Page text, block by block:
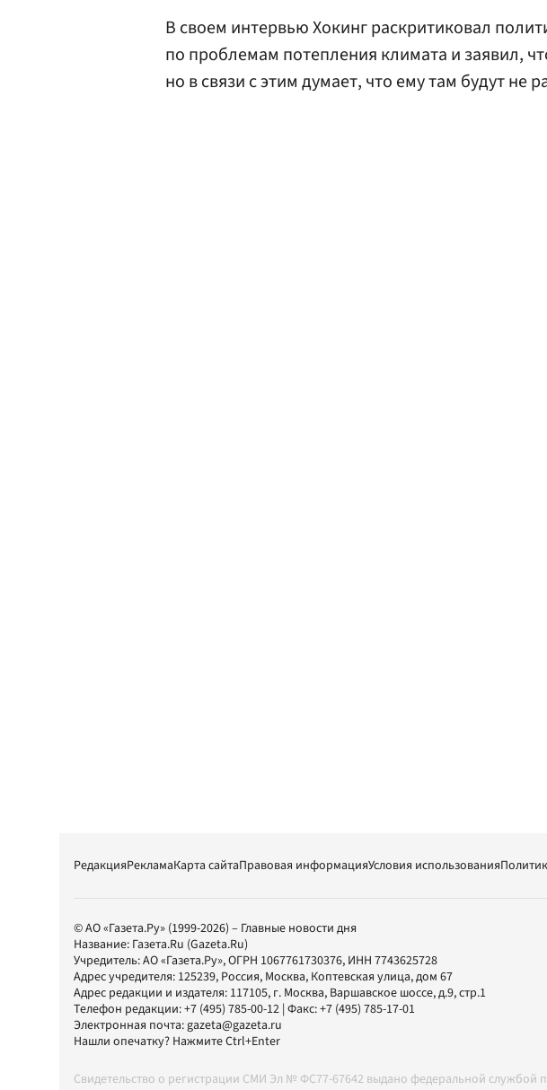
В своем интервью Хокинг раскритиковал
по проблемам потепления климата и заявил,
но в связи с этим думает, что ему там будут не
РедакцияРекламаКарта сайтаПравовая информацияУсловия использования
© АО «Газета.Ру» (1999-2026) – Главные новости дня
Название: Газета.Ru (Gazeta.Ru)
Учредитель:АО «Газета.Ру», ОГРН 1067761730376, ИНН 7743625728
Адрес учредителя: 125239, Россия, Москва, Коптевская улица, дом 67
Адрес редакции и издателя: 117105, г. Москва, Варшавское шоссе, д.9, стр.1
Телефон редакции:+7 (495) 785-00-12 | Факс:+7 (495) 785-17-01
Электронная почта:gazeta@gazeta.ru
Нашли опечатку? Нажмите Ctrl+Enter
Свидетельство о регистрации СМИ Эл № ФС77-67642 выдано федеральной